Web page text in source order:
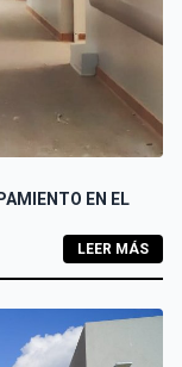
EN EL
LEER MÁS